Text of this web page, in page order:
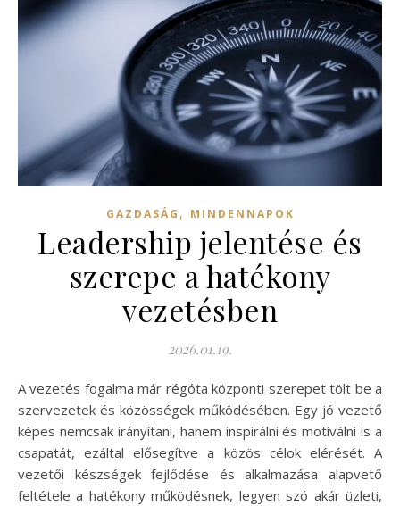
GAZDASÁG , MINDENNAPOK
Leadership jelentése és
szerepe a hatékony
vezetésben
2026.01.19.
A vezetés fogalma már régóta központi szerepet tölt be a
szervezetek és közösségek működésében. Egy jó vezető
képes nemcsak irányítani, hanem inspirálni és motiválni is a
csapatát, ezáltal elősegítve a közös célok elérését. A
vezetői készségek fejlődése és alkalmazása alapvető
feltétele a hatékony működésnek, legyen szó akár üzleti,